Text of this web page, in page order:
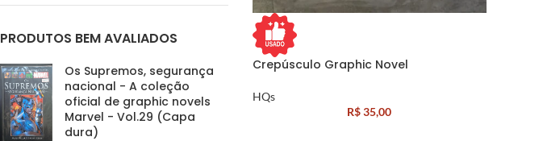
PRODUTOS BEM AVALIADOS
Os Supremos, segurança
nacional - A coleção
oficial de graphic novels
Marvel - Vol.29 (Capa
dura)
Crepúsculo Graphic Novel
HQs
R$35,00